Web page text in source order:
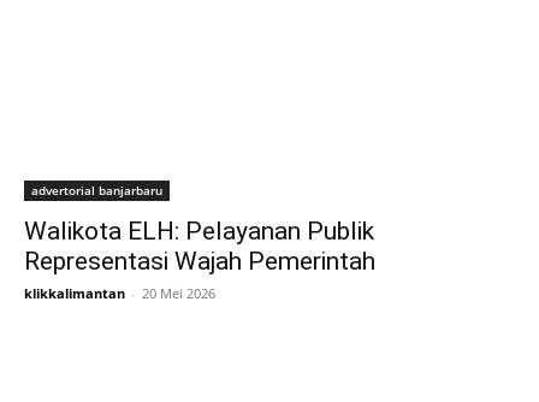
advertorial banjarbaru
Walikota ELH: Pelayanan Publik
Representasi Wajah Pemerintah
klikkalimantan - 20 Mei 2026